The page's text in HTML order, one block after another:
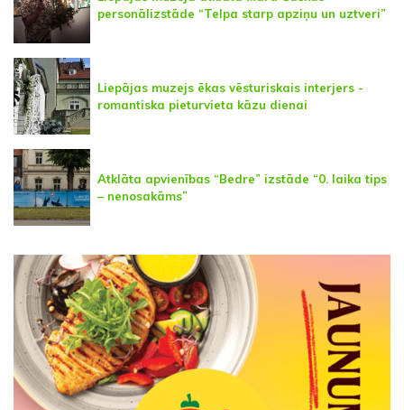
personālizstāde “Telpa starp apziņu un uztveri”
Liepājas muzejs ēkas vēsturiskais interjers -
romantiska pieturvieta kāzu dienai
Atklāta apvienības “Bedre” izstāde “0. laika tips
– nenosakāms”